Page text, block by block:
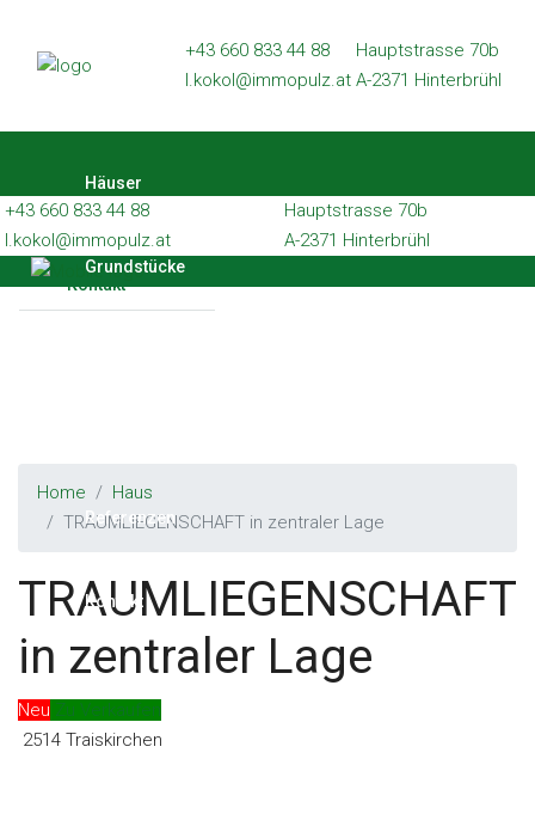
Wohnungen
Gewerbe
Referenzen
Kontakt
+43 660 833 44 88
l.kokol@immopulz.at
Hauptstrasse 70b
A-2371 Hinterbrühl
Häuser
Grundstücke
Referenzen
Kontakt
+43 660 833 44 88
l.kokol@immopulz.at
Hauptstrasse 70b
A-2371 Hinterbrühl
Home
Haus
TRAUMLIEGENSCHAFT in zentraler Lage
TRAUMLIEGENSCHAFT
in zentraler Lage
Neu Zu Verkaufen
2514 Traiskirchen